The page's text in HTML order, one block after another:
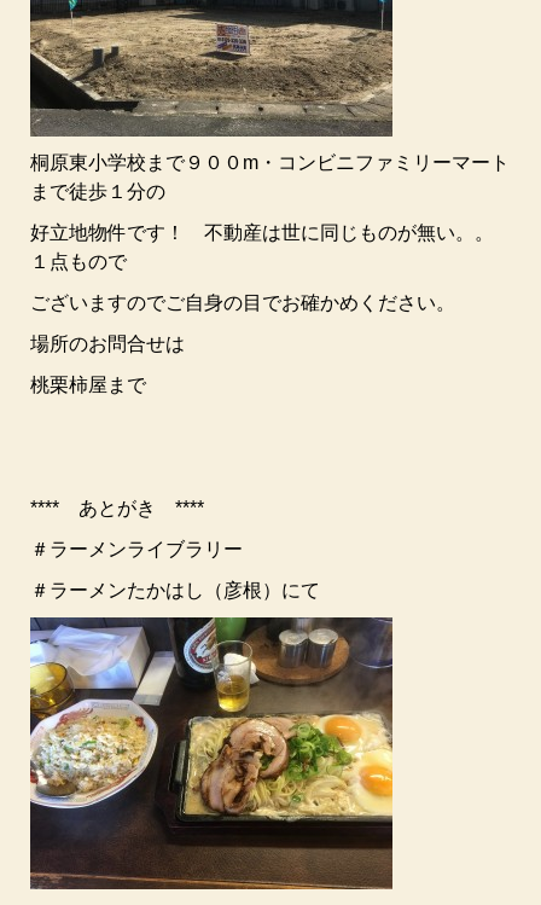
桐原東小学校まで９００m・コンビニファミリーマート
まで徒歩１分の
好立地物件です！ 不動産は世に同じものが無い。。
１点もので
ございますのでご自身の目でお確かめください。
場所のお問合せは
桃栗柿屋まで
**** あとがき ****
＃ラーメンライブラリー
＃ラーメンたかはし（彦根）にて